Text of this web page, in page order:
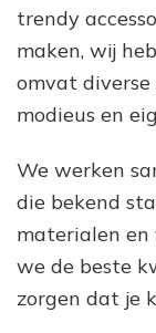
trendy
maken, wij
omvat
modieus en
We werken
die bekend
materialen en
we de beste
zorgen dat je